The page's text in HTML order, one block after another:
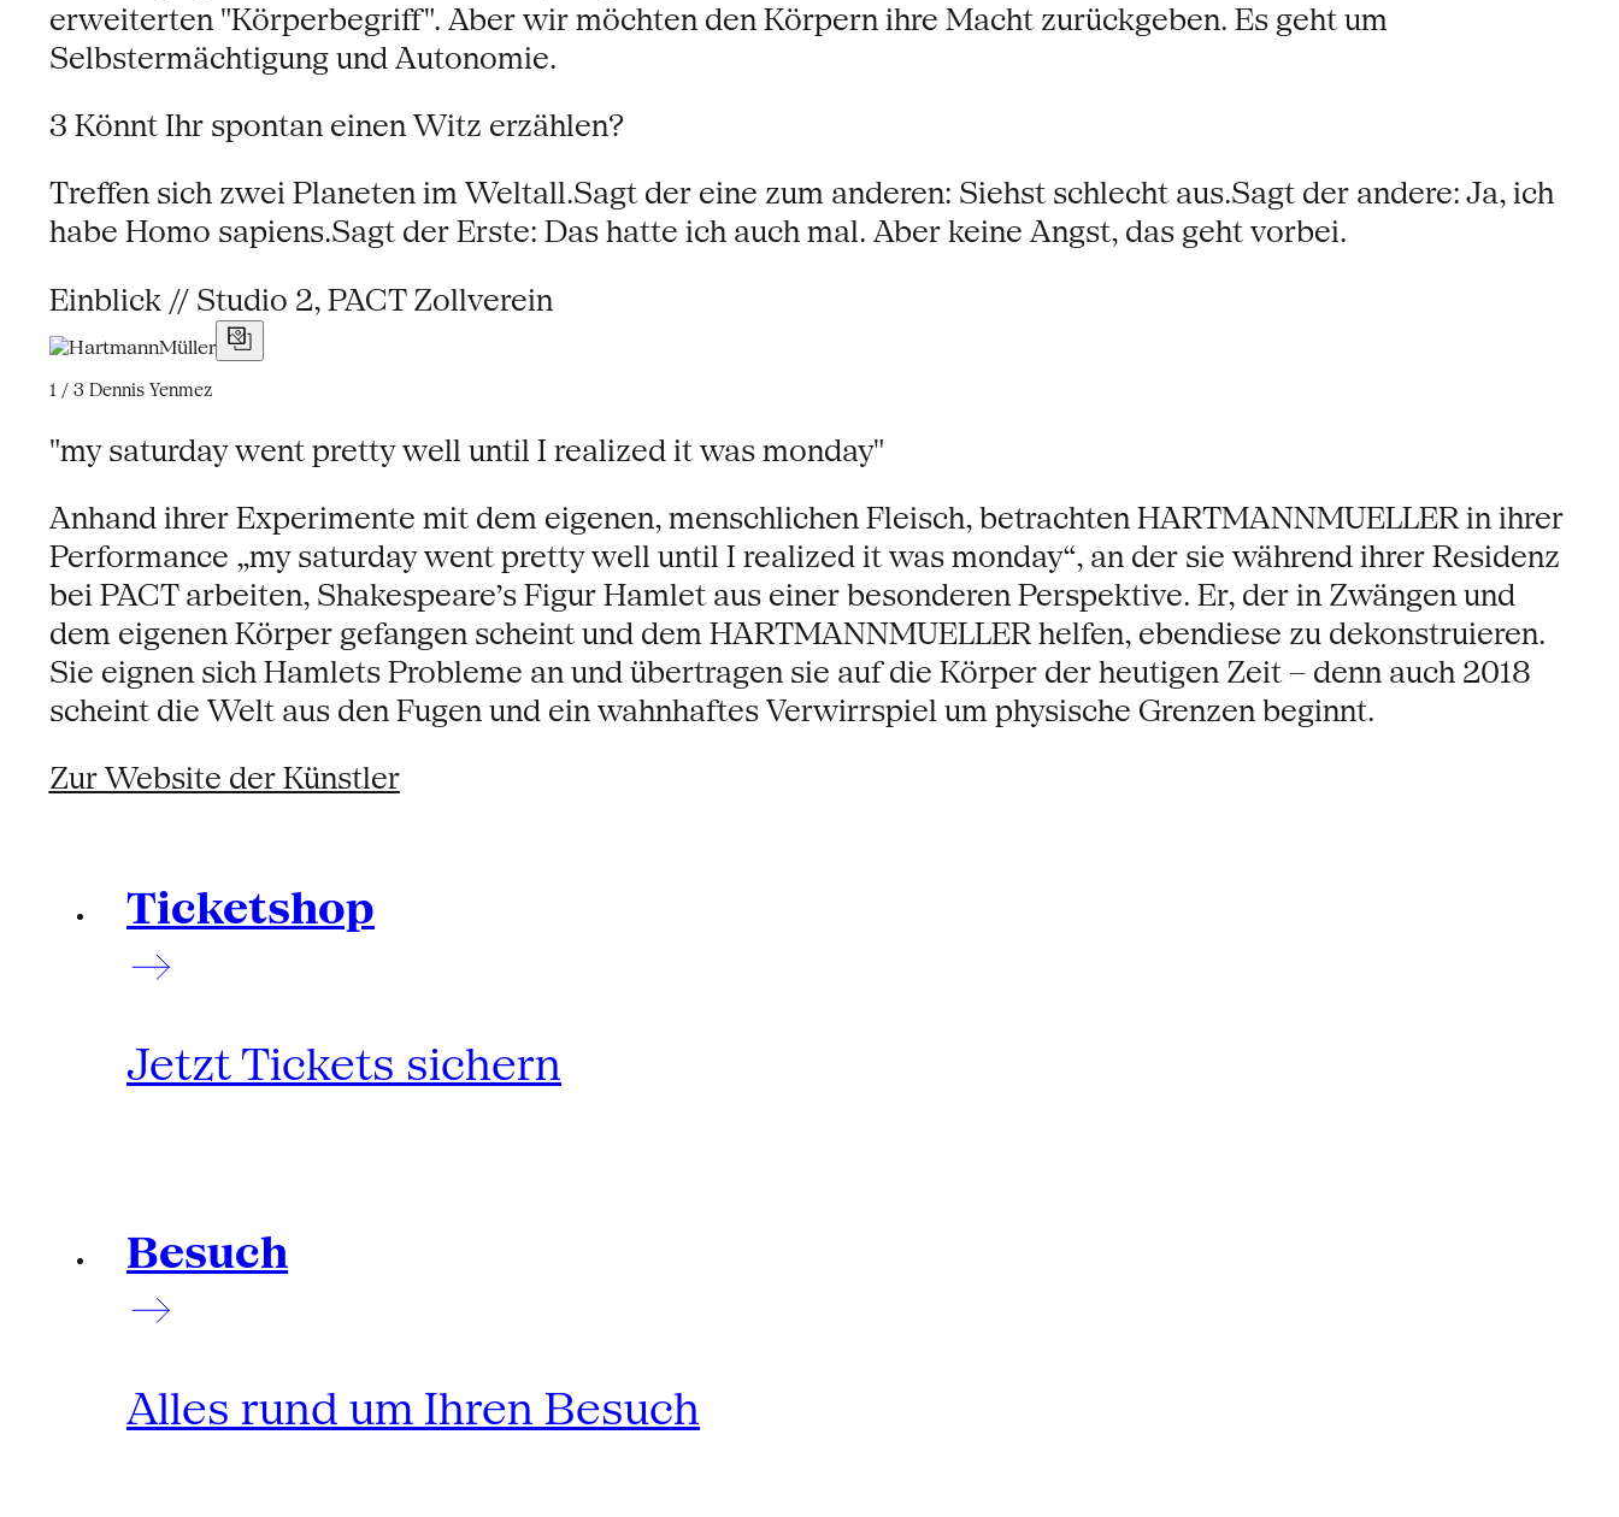
erweiterten "Körperbegriff". Aber wir möchten den Körpern ihre Macht zurückgeben. Es geht um
Selbstermächtigung und Autonomie.
3 Könnt Ihr spontan einen Witz erzählen?
Treffen sich zwei Planeten im Weltall.Sagt der eine zum anderen: Siehst schlecht aus.Sagt der andere: Ja, ich
habe Homo sapiens.Sagt der Erste: Das hatte ich auch mal. Aber keine Angst, das geht vorbei.
Einblick // Studio 2, PACT Zollverein
1 / 3 Dennis Yenmez
"my saturday went pretty well until I realized it was monday"
Anhand ihrer Experimente mit dem eigenen, menschlichen Fleisch, betrachten HARTMANNMUELLER in ihrer
Performance „my saturday went pretty well until I realized it was monday“, an der sie während ihrer Residenz
bei PACT arbeiten, Shakespeare’s Figur Hamlet aus einer besonderen Perspektive. Er, der in Zwängen und
dem eigenen Körper gefangen scheint und dem HARTMANNMUELLER helfen, ebendiese zu dekonstruieren.
Sie eignen sich Hamlets Probleme an und übertragen sie auf die Körper der heutigen Zeit – denn auch 2018
scheint die Welt aus den Fugen und ein wahnhaftes Verwirrspiel um physische Grenzen beginnt.
Zur Website der Künstler
Ticketshop
Jetzt Tickets sichern
Besuch
Alles rund um Ihren Besuch